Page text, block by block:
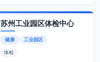
苏州工业园区体检中心
健康 工业园区
体检